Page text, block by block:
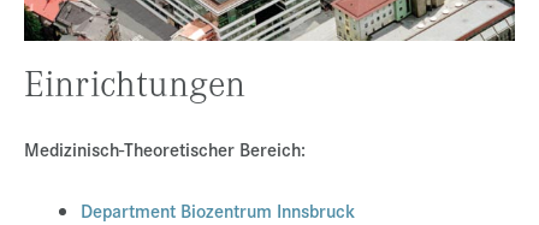
Presse
Jobs
Service-Links
Einrichtungen
Medizinisch-Theoretischer Bereich:
Department Biozentrum Innsbruck